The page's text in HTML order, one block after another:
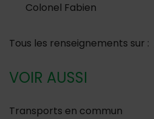
Colonel Fabien
Tous les renseignements sur :
VOIR AUSSI
Transports en commun